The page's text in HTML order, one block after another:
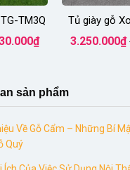
TM3Q
₫Khoảng
giá:
Tủ giày gỗ
3.250.000₫
sản phẩm
Về Gỗ Cẩm – Những Bí
Quý